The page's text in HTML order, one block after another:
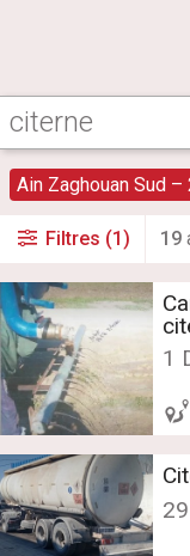
Ain Zaghouan Sud –
Filtres (1) 19
A
1